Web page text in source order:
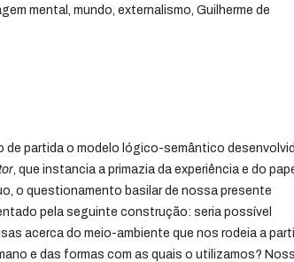
mental, mundo, externalismo, Guilherme de
de partida o modelo lógico-semântico
, que instancia a primazia da experiência e do
o questionamento basilar de nossa presente
pela seguinte construção: seria possível
acerca do meio-ambiente que nos rodeia a
e das formas com as quais o utilizamos?